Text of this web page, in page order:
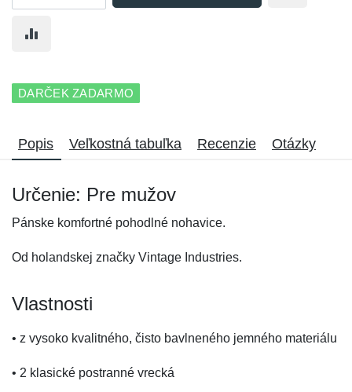
DARČEK ZADARMO
Popis Veľkostná tabuľka Recenzie Otázky
Určenie: Pre mužov
Pánske komfortné pohodlné nohavice.
Od holandskej značky Vintage Industries.
Vlastnosti
• z vysoko kvalitného, čisto bavlneného jemného materiálu
• 2 klasické postranné vrecká